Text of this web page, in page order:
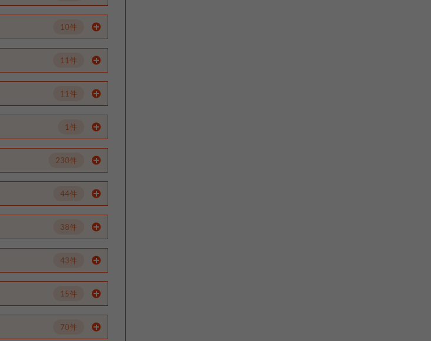
10件
11件
11件
1件
230件
44件
38件
43件
15件
70件